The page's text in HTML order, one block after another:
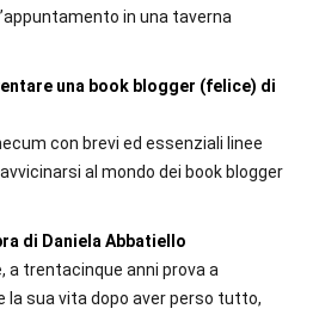
in una taverna
una book blogger (felice) di
con brevi ed essenziali linee
al mondo dei book blogger
di Daniela Abbatiello
a trentacinque anni prova a
la sua vita dopo aver perso tutto,